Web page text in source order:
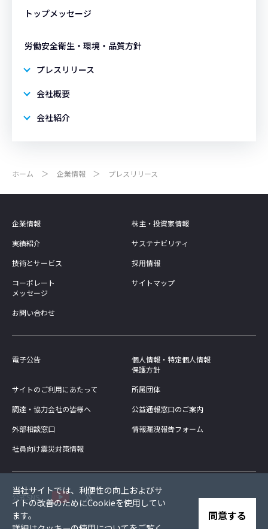
トップメッセージ
労働安全衛生・環境・品質方針
プレスリリース
会社概要
会社紹介
ホーム 企業情報 プレスリリース
企業情報
株主・投資家情報
実績紹介
サステナビリティ
技術とサービス
採用情報
コーポレート
メッセージ
サイトマップ
お問い合わせ
電子公告
個人情報・特定個人情報
保護方針
サイトのご利用にあたって
所属団体
調達・協力会社の皆様へ
公益通報窓口のご案内
外部相談窓口
情報漏洩報告フォーム
社員向け震災対策情報
公式SNS
当社サイトでは、利便性の向上およびサ
イトの改善のためにCookieを使用してい
ます。
同意する